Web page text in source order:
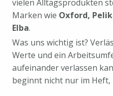
vielen Alltagsprodukten
Marken wie Oxford,
Elba.
Was uns wichtig ist?
Werte und ein
aufeinander verlassen
beginnt nicht nur im